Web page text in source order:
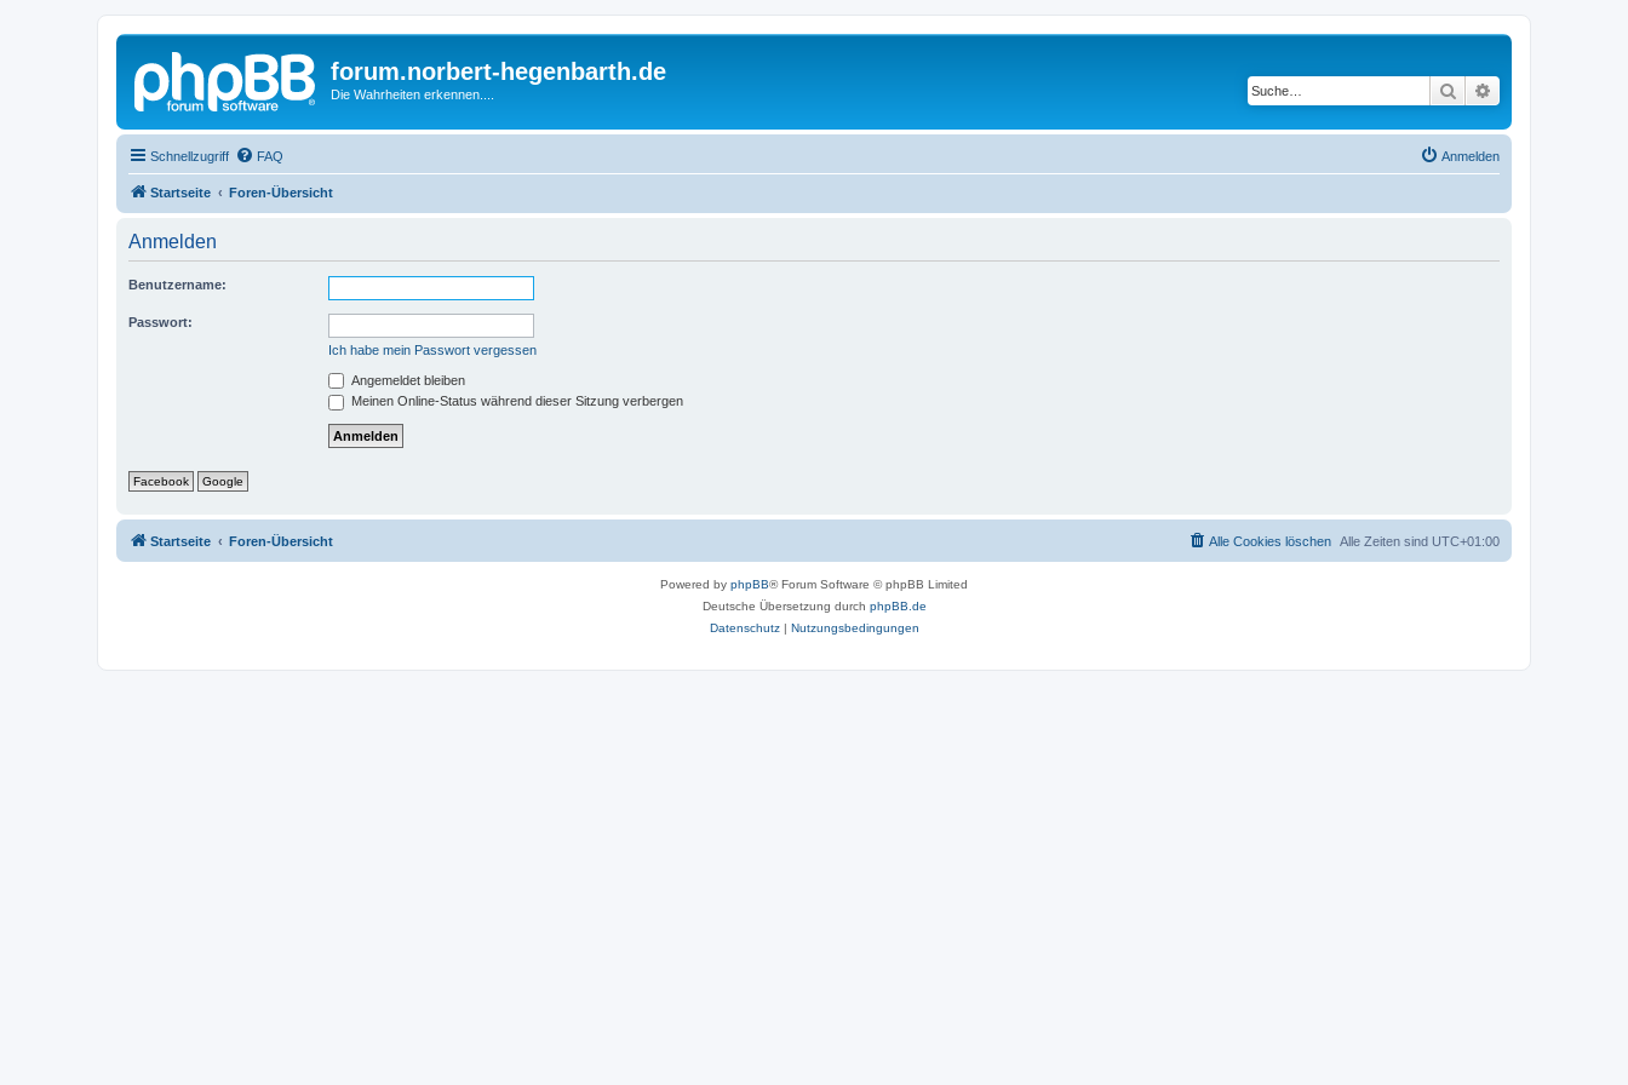
forum.norbert-hegenbarth.de
Die Wahrheiten erkennen.... Suche
Schnellzugriff FAQ Anmelden
Startseite Foren-Übersicht
Anmelden
Benutzername:
Passwort:
Ich habe mein Passwort vergessen
Angemeldet bleiben
Meinen Online-Status während dieser Sitzung verbergen
Facebook Google
Startseite Foren-Übersicht Alle Zeiten sind UTC+01:00
Alle Cookies löschen
Powered by phpBB® Forum Software © phpBB Limited
Deutsche Übersetzung durch phpBB.de
Datenschutz| Nutzungsbedingungen